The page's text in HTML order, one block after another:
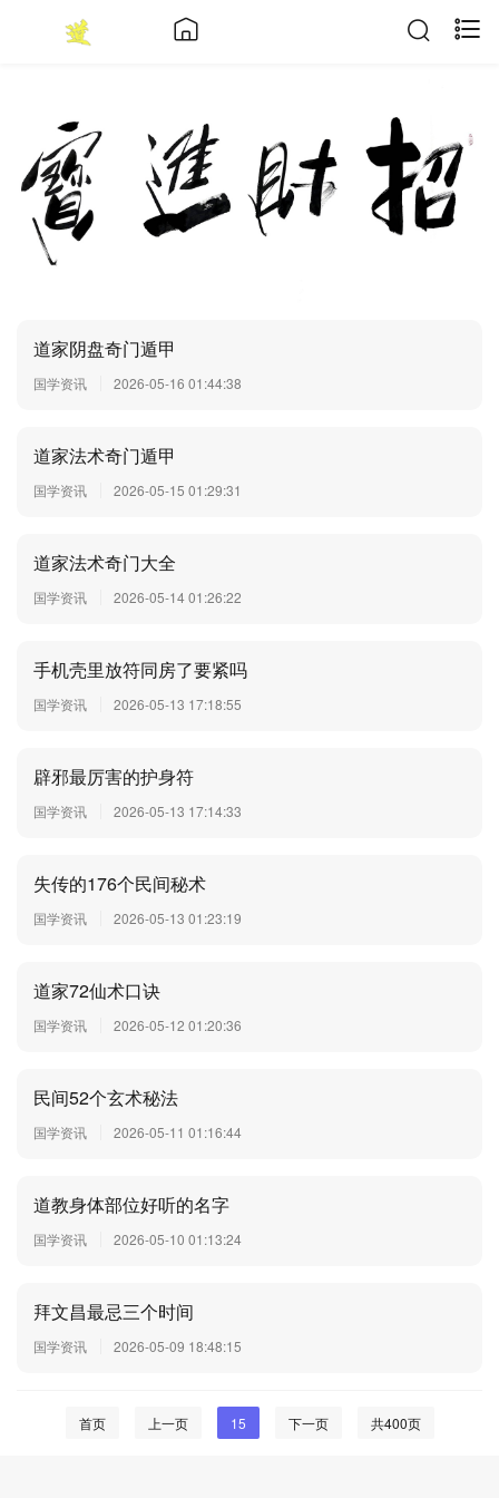
道家阴盘奇门遁甲
国学资讯 2026-05-16 01:44:38
道家法术奇门遁甲
国学资讯 2026-05-15 01:29:31
道家法术奇门大全
国学资讯 2026-05-14 01:26:22
手机壳里放符同房了要紧吗
国学资讯 2026-05-13 17:18:55
辟邪最厉害的护身符
国学资讯 2026-05-13 17:14:33
失传的176个民间秘术
国学资讯 2026-05-13 01:23:19
道家72仙术口诀
国学资讯 2026-05-12 01:20:36
民间52个玄术秘法
国学资讯 2026-05-11 01:16:44
道教身体部位好听的名字
国学资讯 2026-05-10 01:13:24
拜文昌最忌三个时间
国学资讯 2026-05-09 18:48:15
首页 上一页 15 下一页 共400页